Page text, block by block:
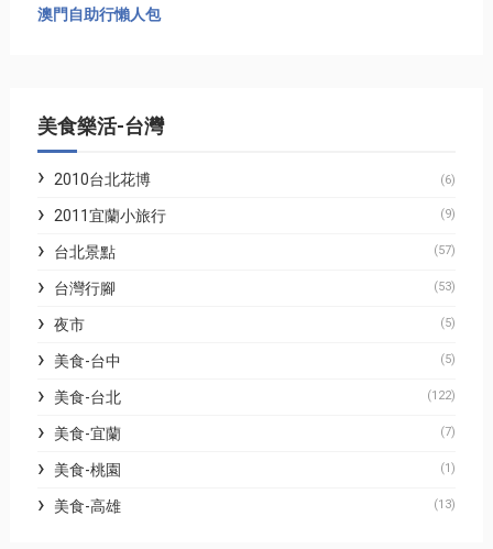
澳門自助行懶人包
美食樂活-台灣
2010台北花博 (6)
2011宜蘭小旅行 (9)
台北景點 (57)
台灣行腳 (53)
夜市 (5)
美食-台中 (5)
美食-台北 (122)
美食-宜蘭 (7)
美食-桃園 (1)
美食-高雄 (13)